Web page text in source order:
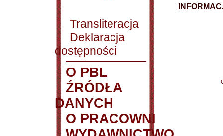
Transliteracja
Deklaracja
dostępności
O PBL
ŹRÓDŁA
DANYCH
O PRACOWNI